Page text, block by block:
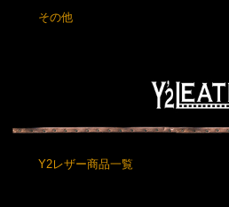
その他
Y2レザー商品一覧